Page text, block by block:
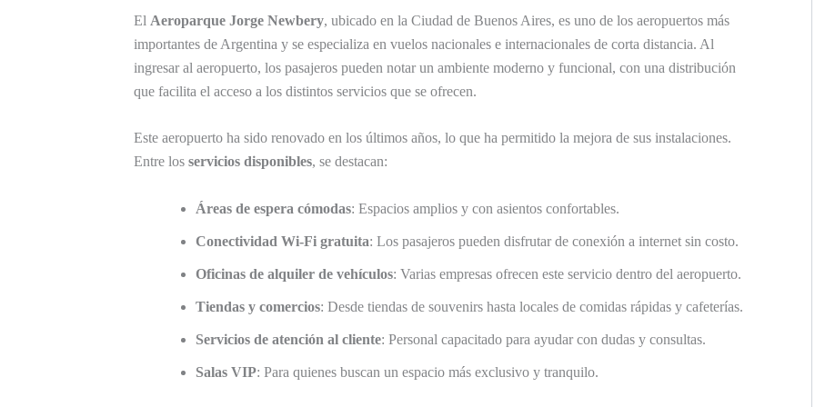
El Aeroparque Jorge Newbery, ubicado en la Ciudad de Buenos Aires, es uno de los aeropuertos más
importantes de Argentina y se especializa en vuelos nacionales e internacionales de corta distancia. Al
ingresar al aeropuerto, los pasajeros pueden notar un ambiente moderno y funcional, con una distribución
que facilita el acceso a los distintos servicios que se ofrecen.
Este aeropuerto ha sido renovado en los últimos años, lo que ha permitido la mejora de sus instalaciones.
Entre los servicios disponibles, se destacan:
Áreas de espera cómodas: Espacios amplios y con asientos confortables.
Conectividad Wi-Fi gratuita: Los pasajeros pueden disfrutar de conexión a internet sin costo.
Oficinas de alquiler de vehículos: Varias empresas ofrecen este servicio dentro del aeropuerto.
Tiendas y comercios: Desde tiendas de souvenirs hasta locales de comidas rápidas y cafeterías.
Servicios de atención al cliente: Personal capacitado para ayudar con dudas y consultas.
Salas VIP: Para quienes buscan un espacio más exclusivo y tranquilo.